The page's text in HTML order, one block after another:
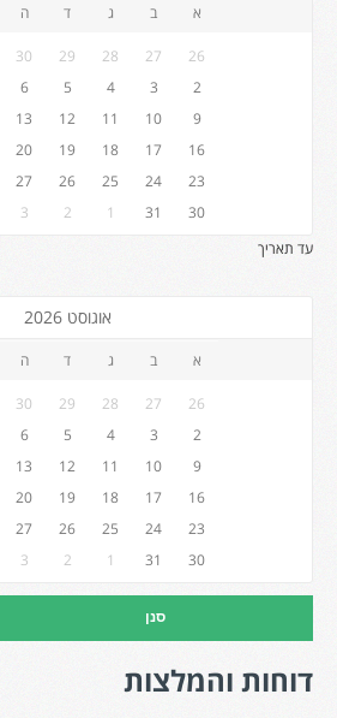
עד תאריך
א ב ג ד ה
26
27
28
29
30
2
3
4
5
6
9
10
11
12
13
16
17
18
19
20
23
24
25
26
27
30
31
1
2
3
אוגוסט 2026
א ב ג ד ה
26
27
28
29
30
2
3
4
5
6
9
10
11
12
13
16
17
18
19
20
23
24
25
26
27
30
31
1
2
3
דוחות והמלצות